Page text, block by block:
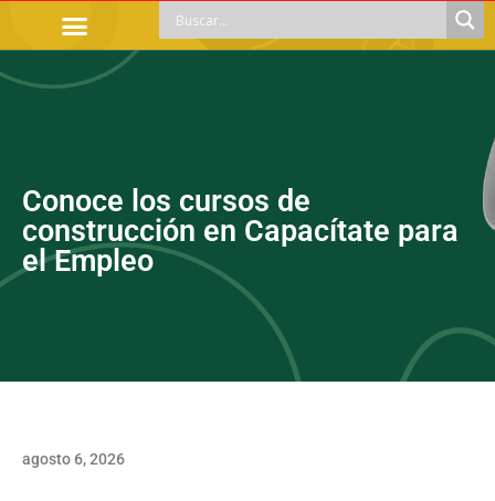
Conoce los cursos de
construcción en Capacítate para
el Empleo
agosto 6, 2026